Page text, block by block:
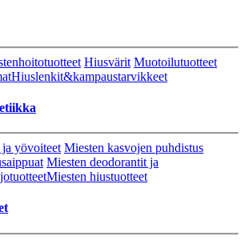
Hiusvärit Muotoilutuotteet
Hiuslenkit&kampaustarvikkeet
yövoiteet Miesten kasvojen puhdistus
Miesten deodorantit ja
Miesten hiustuotteet